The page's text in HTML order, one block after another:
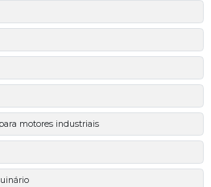
motores industriais